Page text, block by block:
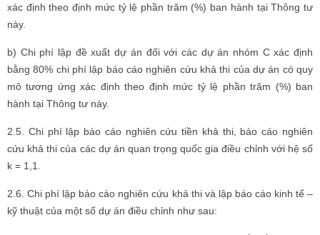
xác định theo định mức tỷ lệ phần trăm (%) ban hành tại Thông tư
này.
b) Chi phí lập đề xuất dự án đối với các dự án nhóm C xác định
bằng 80% chi phí lập báo cáo nghiên cứu khả thi của dự án có quy
mô tương ứng xác định theo định mức tỷ lệ phần trăm (%) ban
hành tại Thông tư này.
2.5. Chi phí lập báo cáo nghiên cứu tiền khả thi, báo cáo nghiên
cứu khả thi của các dự án quan trọng quốc gia điều chỉnh với hệ số
k = 1,1.
2.6. Chi phí lập báo cáo nghiên cứu khả thi và lập báo cáo kinh tế –
kỹ thuật của một số dự án điều chỉnh như sau: